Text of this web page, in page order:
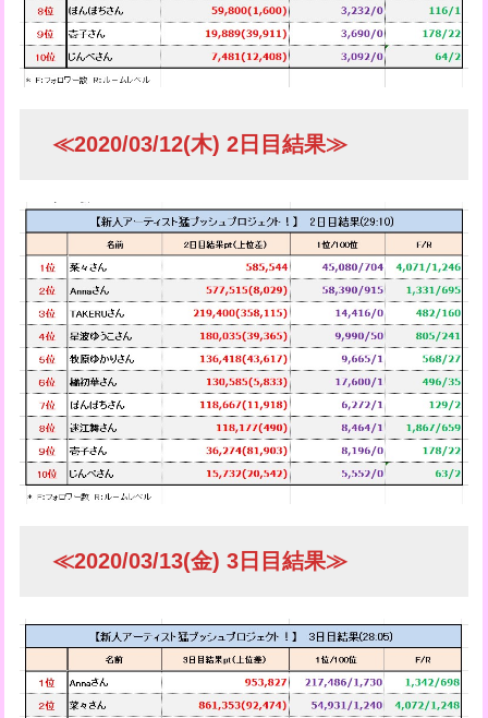
≪2020/03/12(木) 2日目結果≫
≪2020/03/13(金) 3日目結果≫